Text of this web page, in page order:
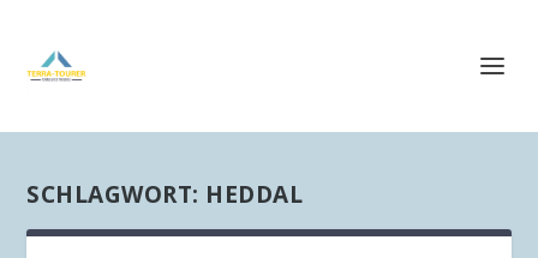
SCHLAGWORT: HEDDAL